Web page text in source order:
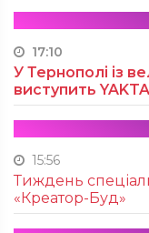
17:10
У Тернополі із
виступить
15:56
Тиждень
«Креатор-Буд»